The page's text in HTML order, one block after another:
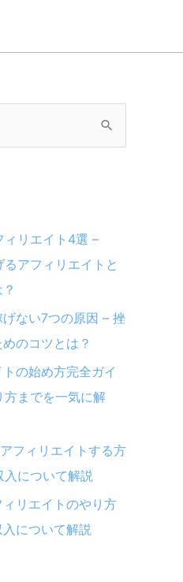
ィリエイト4選 –
アフィリエイトと
ない7つの原因 – 挫
のコツとは？
の始め方完全ガイ
方までを一気に解
フィリエイトする方
について解説
リエイトのやり方
について解説